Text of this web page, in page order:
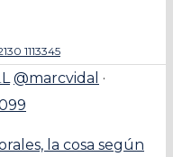
1113345
@marcvidal ·
la cosa según